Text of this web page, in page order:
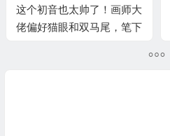
这个初音也太帅了！画师大
佬偏好猫眼和双马尾，笔下